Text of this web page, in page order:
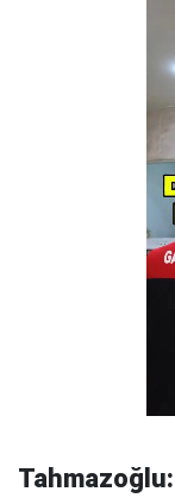
Tahmazoğlu: